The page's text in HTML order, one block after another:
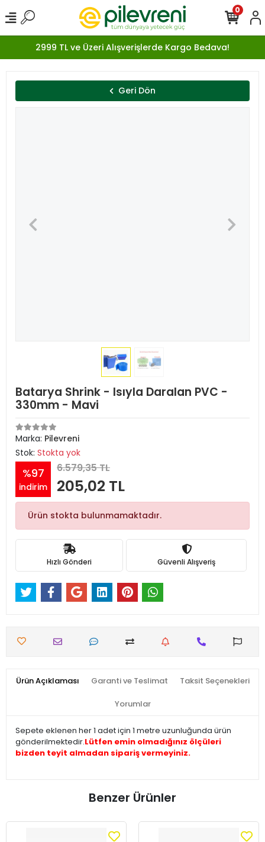
2999 TL ve Üzeri Alışverişlerde Kargo Bedava!
0
Geri Dön
Batarya Shrink - Isıyla Daralan PVC -
330mm - Mavi
Marka: Pilevreni
Stok: Stokta yok
%97
indirim
6.579,35 TL
205,02 TL
Ürün stokta bulunmamaktadır.
Hızlı Gönderi Güvenli Alışveriş
Ürün Açıklaması Garanti ve Teslimat Taksit Seçenekleri
Yorumlar
Sepete eklenen her 1 adet için 1 metre uzunluğunda ürün
gönderilmektedir.Lütfen emin olmadığınız ölçüleri
bizden teyit almadan sipariş vermeyiniz.
Benzer Ürünler